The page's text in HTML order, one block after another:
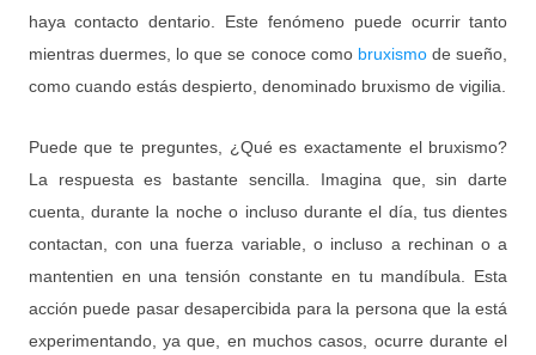
haya contacto dentario. Este fenómeno puede ocurrir tanto
mientras duermes, lo que se conoce como bruxismode sueño,
como cuando estás despierto, denominado bruxismo de vigilia.
Puede que te preguntes, ¿Qué es exactamente el bruxismo?
La respuesta es bastante sencilla. Imagina que, sin darte
cuenta, durante la noche o incluso durante el día, tus dientes
contactan, con una fuerza variable, o incluso a rechinan o a
mantentien en una tensión constante en tu mandíbula. Esta
acción puede pasar desapercibida para la persona que la está
experimentando, ya que, en muchos casos, ocurre durante el